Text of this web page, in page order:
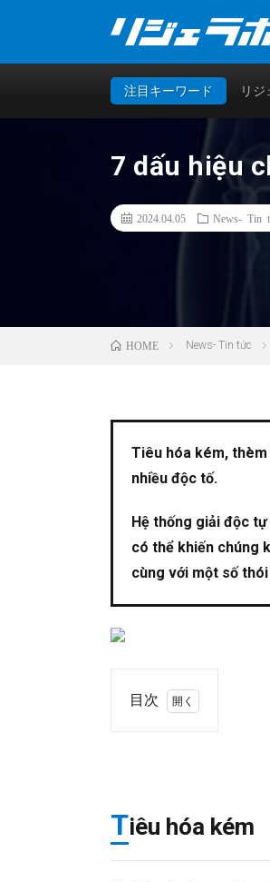
注目キーワード リジ
7 dấu hiệu
2024.04.05 News- Tin
HOME News- Tin tức
Tiêu hóa kém,
nhiều độc tố.
Hệ thống giải độc
có thể khiến chúng
cùng với một số
目次
1.
thất
Tiêu hóa kém